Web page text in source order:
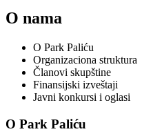
O nama
O Park Paliću
Organizaciona struktura
Članovi skupštine
Finansijski izveštaji
Javni konkursi i oglasi
O Park Paliću